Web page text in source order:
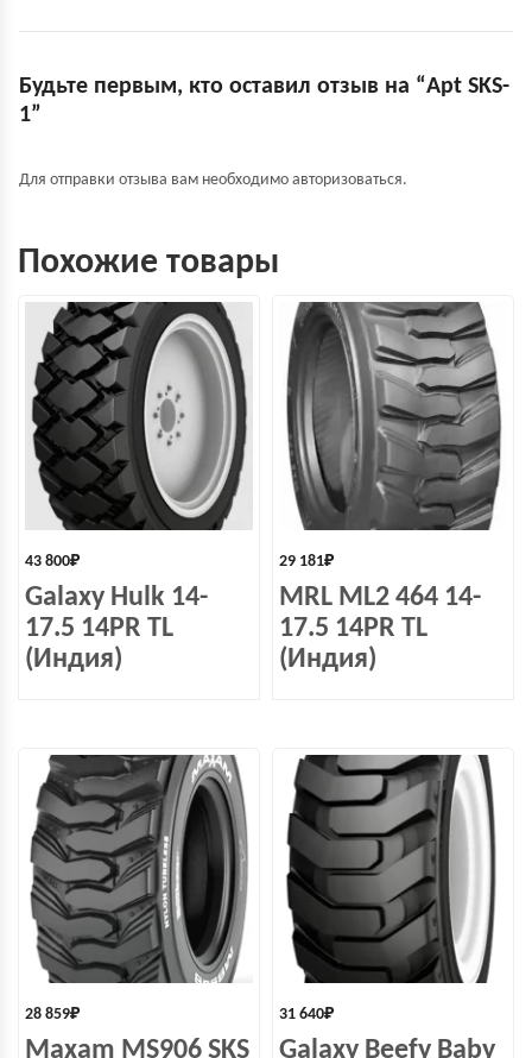
Будьте первым, кто оставил отзыв на “Apt SKS-
1”
Для отправки отзыва вам необходимо авторизоваться.
Похожие товары
43 800₽
Galaxy Hulk 14-
17.5 14PR TL
(Индия)
29 181₽
MRL ML2 464 14-
17.5 14PR TL
(Индия)
28 859₽
Maxam MS906 SKS
31 640₽
Galaxy Beefy Baby